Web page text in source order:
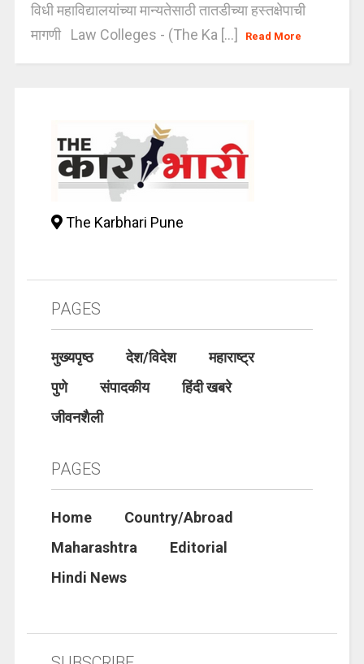
विधी महाविद्यालयांच्या मान्यतेसाठी तातडीच्या हस्तक्षेपाची
मागणी Law Colleges - (The Ka [...]
Read More
The Karbhari Pune
PAGES
मुख्यपृष्ठ देश/विदेश
महाराष्ट्र
पुणे
संपादकीय
हिंदी खबरे
जीवनशैली
PAGES
Home
Country/Abroad
Maharashtra
Editorial
Hindi News